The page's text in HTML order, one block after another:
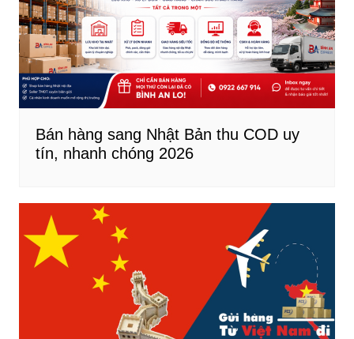
Bán hàng sang Nhật Bản thu COD uy
tín, nhanh chóng 2026